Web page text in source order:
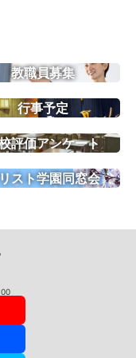
教職員募集
行事予定
評価アンケート
スト学園同窓会